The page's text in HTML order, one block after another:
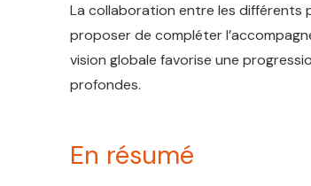
La collaboration entre les différents
proposer de compléter
vision globale favorise une
profondes.
En résumé